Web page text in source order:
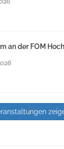
an der FOM